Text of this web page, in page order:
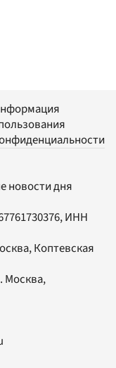
новости дня
ИНН
Коптевская
Москва,